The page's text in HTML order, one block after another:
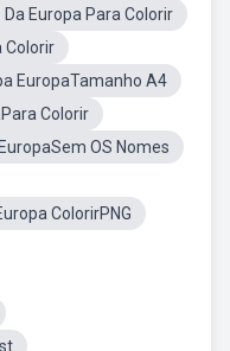
Da Europa Para Colorir
Colorir
EuropaTamanho A4
Colorir
OS Nomes
ColorirPNG